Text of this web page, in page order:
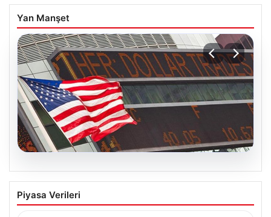
Yan Manşet
05.08.2026
FED faiz kararı ne zaman açıklanacak?
Nisan ayı faiz beklentisi belli oldu
Piyasa Verileri